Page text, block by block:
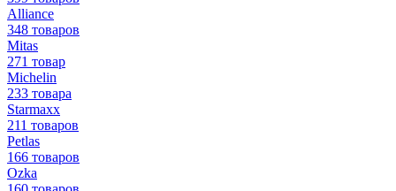
Alliance
348 товаров
Mitas
271 товар
Michelin
233 товара
Starmaxx
211 товаров
Petlas
166 товаров
Ozka